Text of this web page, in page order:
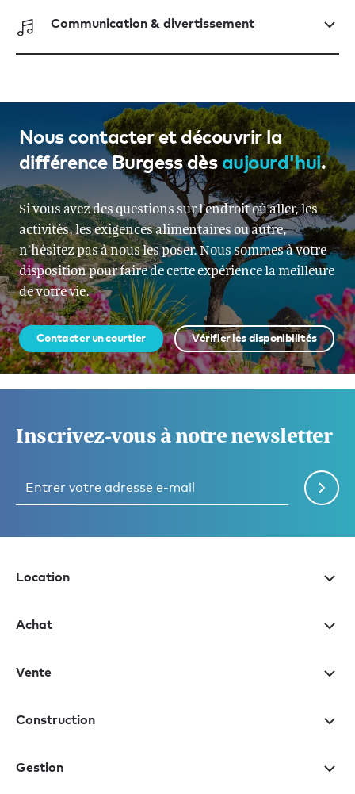
Communication & divertissement
Nous contacter et découvrir la
différence Burgess dès aujourd'hui.
Si vous avez des questions sur l’endroit où aller, les
activités, les exigences alimentaires ou autre,
n’hésitez pas à nous les poser. Nous sommes à votre
disposition pour faire de cette expérience la meilleure
de votre vie.
Contacter un courtier Vérifier les disponibilités
Inscrivez-vous à notre newsletter
Location
Achat
Vente
Construction
Gestion